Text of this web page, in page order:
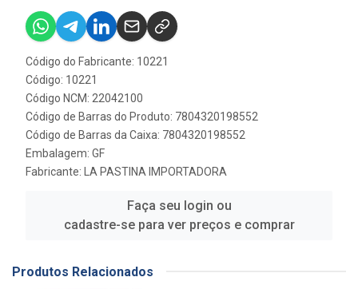
Código do Fabricante: 10221
Código: 10221
Código NCM: 22042100
Código de Barras do Produto: 7804320198552
Código de Barras da Caixa: 7804320198552
Embalagem: GF
Fabricante:
LA PASTINA IMPORTADORA
Faça seu login ou
cadastre-se para ver preços e comprar
Produtos Relacionados